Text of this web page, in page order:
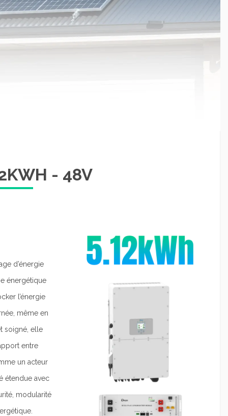
- 48V
d’énergie
énergétique
l’énergie
même en
soigné, elle
entre
un acteur
étendue avec
modularité